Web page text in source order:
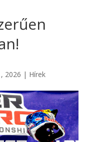
2026 | Hírek